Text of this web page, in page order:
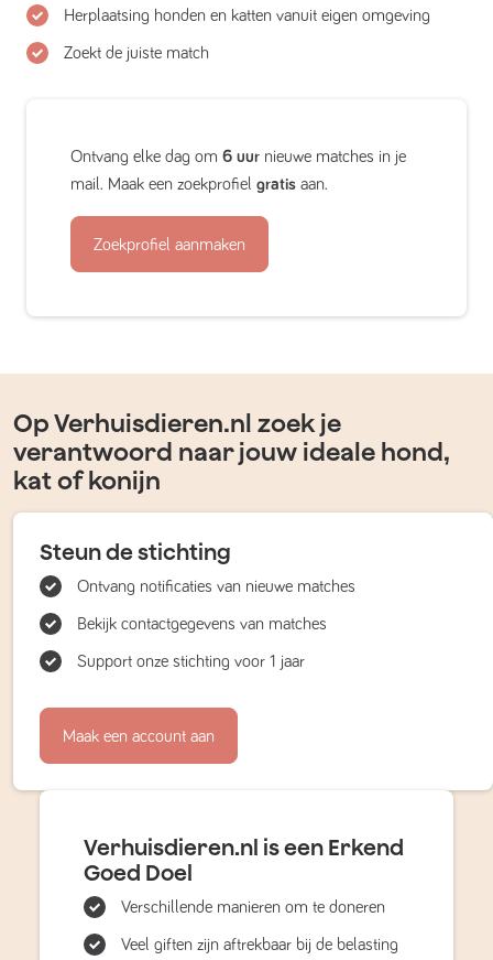
Herplaatsing honden en katten vanuit eigen omgeving
Zoekt de juiste match
Ontvang elke dag om 6 uur nieuwe matches in je
mail. Maak een zoekprofiel gratis aan.
Zoekprofiel aanmaken
Op Verhuisdieren.nl zoek je
verantwoord naar jouw ideale hond,
kat of konijn
Steun de stichting
Ontvang notificaties van nieuwe matches
Bekijk contactgegevens van matches
Support onze stichting voor 1 jaar
Maak een account aan
Verhuisdieren.nl is een Erkend
Goed Doel
Verschillende manieren om te doneren
Veel giften zijn aftrekbaar bij de belasting